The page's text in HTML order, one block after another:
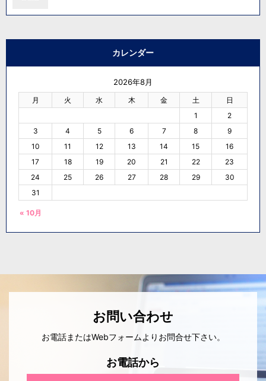
カレンダー
2026年8月
月 火 水 木 金 土 日
« 10月
1
2
3
4 5 6 7 8
9
10
11 12 13 14 15
16
17
18 19 20 21 22
23
24
25 26 27 28 29
30
31
お問い合わせ
お電話またはWebフォームよりお問合せ下さい。
お電話から